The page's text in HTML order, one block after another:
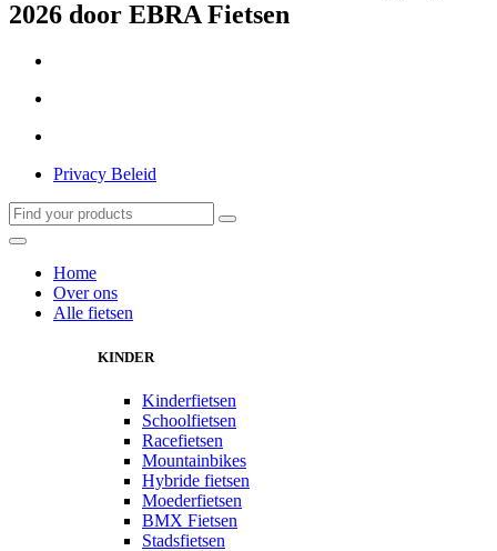
2026 door EBRA Fietsen
Privacy Beleid
Home
Over ons
Alle fietsen
KINDER
Kinderfietsen
Schoolfietsen
Racefietsen
Mountainbikes
Hybride fietsen
Moederfietsen
BMX Fietsen
Stadsfietsen